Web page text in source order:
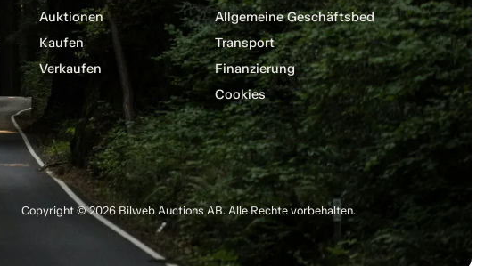
Auktionen
Kaufen
Verkaufen
Allgemeine Geschäftsbedingungen
Transport
Finanzierung
Cookies
Copyright © 2026 Bilweb Auctions AB. Alle Rechte vorbehalten.